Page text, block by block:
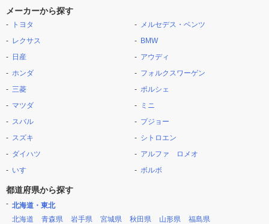
メーカーから探す
トヨタ
レクサス
日産
ホンダ
三菱
マツダ
スバル
スズキ
ダイハツ
いすゞ
メルセデス・ベンツ
BMW
アウディ
フォルクスワーゲン
ポルシェ
ミニ
プジョー
シトロエン
アルファ ロメオ
ボルボ
都道府県から探す
北海道・東北
北海道
青森県 岩手県 宮城県 秋田県 山形県 福島県